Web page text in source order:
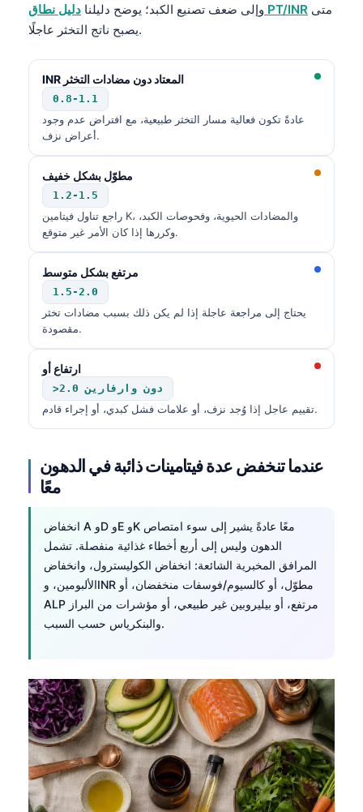
وإلى ضعف تصنيع الكبد؛ يوضح دليلنا دليل نطاق PT/INR
يصبح ناتج التخثر عاجلًا.
INR المعتاد دون مضادات التخثر
0.8-1.1
عادةً تكون فعالية مسار التخثر طبيعية، مع افتراض عدم وجود
أعراض نزف.
مطوّل بشكل خفيف
1.2-1.5
راجع تناول فيتامين K، والمضادات الحيوية، وفحوصات الكبد،
وكررها إذا كان الأمر غير متوقع.
مرتفع بشكل متوسط
1.5-2.0
يحتاج إلى مراجعة عاجلة إذا لم يكن ذلك بسبب مضادات تخثر
مقصودة.
ارتفاع أو
>2.0 دون وارفارين
تقييم عاجل إذا وُجد نزف، أو علامات فشل كبدي، أو إجراء قادم.
عندما تنخفض عدة فيتامينات ذائبة في الدهون
معًا
انخفاض A وD وE وK معًا عادةً يشير إلى سوء امتصاص
الدهون وليس إلى أربع أخطاء غذائية منفصلة. تشمل
المرافق المخبرية الشائعة: انخفاض الكوليسترول، وانخفاض
الألبومين، وINR مطوّل، أو كالسيوم/فوسفات منخفضان، أو
ALP مرتفع، أو بيليروبين غير طبيعي، أو مؤشرات من البراز
والبنكرياس حسب السبب.
日本語
Čeština
ქართული
Русский
Lietuvių kalba
Slovenščina
Magyar
Shqip
বাংলা
मराठी
தமிழ்
ગુજરાતી
ಕನ್ನಡ
Bahasa Melayu
Tiếng Việt
ไทย
ဗမာစာ
ភាសាខ្មែរ
Kiswahili
አማርኛ
Українська
O‘zbekcha
Қазақ тілі